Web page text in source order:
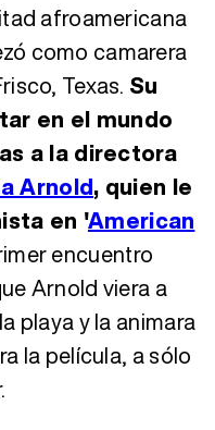
afroamericana
como camarera
Texas. Su
en el mundo
a la directora
Arnold, quien le
en 'American
encuentro
Arnold viera a
playa y la animara
la película, a sólo